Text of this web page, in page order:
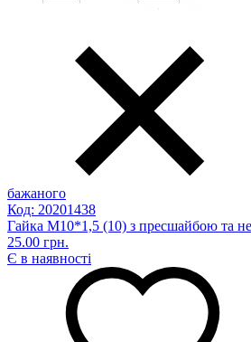
бажаного
Код: 20201438
Гайка М10*1,5 (10) з пресшайбою та
25.00 грн.
Є в наявності